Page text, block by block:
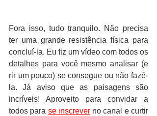
Fora isso, tudo tranquilo. Não precisa
ter uma grande resistência física para
concluí-la. Eu fiz um vídeo com todos os
detalhes para você mesmo analisar (e
rir um pouco) se consegue ou não fazê-
la. Já aviso que as paisagens são
incríveis! Aproveito para convidar a
todos para se inscrever no canal e curtir